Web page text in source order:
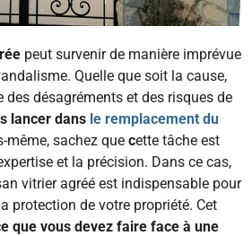
peut survenir de manière imprévue
Quelle que soit la cause,
désagréments et des risques de
lancer dans le remplacement du
même, sachez que cette tâche est
et la précision. Dans ce cas,
vitrier agréé est indispensable pour
protection de votre propriété. Cet
que vous devez faire face à une